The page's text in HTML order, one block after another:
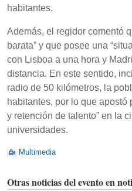
habitantes.
Además, el regidor comentó
barata” y que posee una
con Lisboa a una hora y
distancia. En este sentido,
radio de 50 kilómetros, la
habitantes, por lo que apostó
y retención de talento” en la
universidades.
Multimedia
Otras noticias del evento en